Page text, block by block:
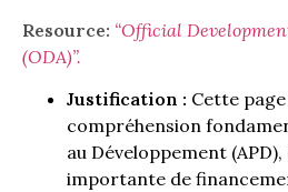
Resource: “Official
(ODA)”.
Justification : Cette
compréhension
au Développement
importante de